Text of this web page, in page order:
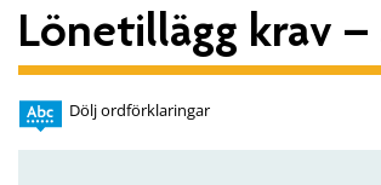
Lönetillägg krav –
Dölj ordförklaringar